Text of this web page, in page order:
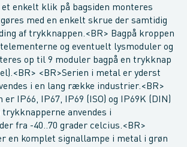
et enkelt klik på bagsiden monteres
med en enkelt skrue der samtidig
af trykknappen.<BR> Bagpå kroppen
og eventuelt lysmoduler og
op til 9 moduler bagpå en trykknap
<BR>Serien i metal er yderst
i en lang række industrier.<BR>
er IP66, IP67, IP69 (ISO) og IP69K (DIN)
trykknapperne anvendes i
fra -40..70 grader celcius.<BR>
en komplet signallampe i metal i grøn